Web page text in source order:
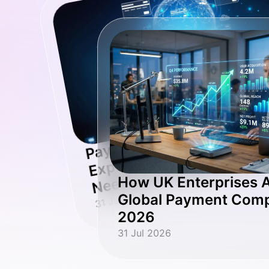
31 Jul 2026
How UK Enterprises
Global Payment
2026
31 Jul 2026